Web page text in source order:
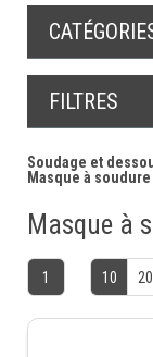
FILTRES
Soudage et
Masque à soudure
Masque à
1 10 20